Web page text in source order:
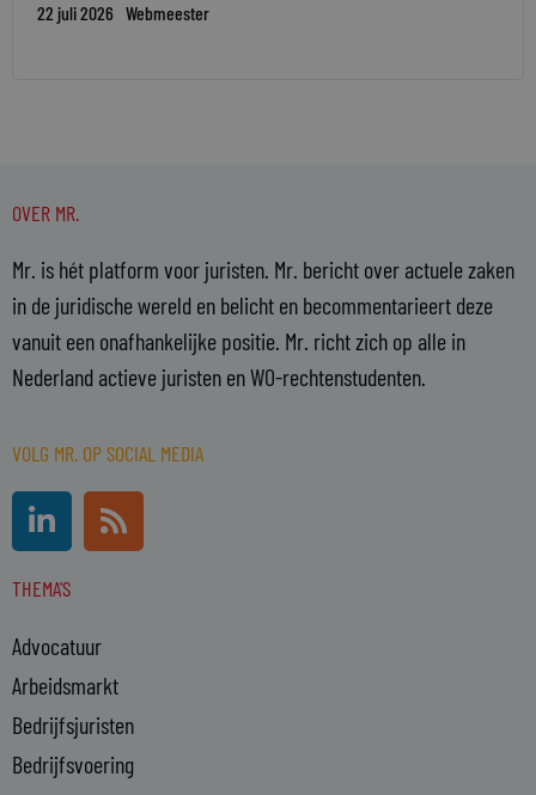
22 juli 2026 Webmeester
OVER MR.
Mr. is hét platform voor juristen. Mr. bericht over actuele zaken
in de juridische wereld en belicht en becommentarieert deze
vanuit een onafhankelijke positie. Mr. richt zich op alle in
Nederland actieve juristen en WO-rechtenstudenten.
VOLG MR. OP SOCIAL MEDIA
L
i
n
k
d
i
n
-
i
R
s
s
THEMA'S
Advocatuur
Arbeidsmarkt
Bedrijfsjuristen
Bedrijfsvoering